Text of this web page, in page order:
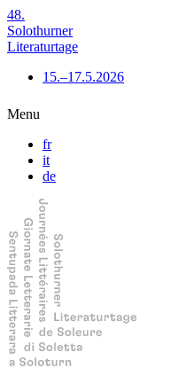
48.
Solothurner
Literaturtage
15.–17.5.2026
Menu
fr
it
de